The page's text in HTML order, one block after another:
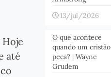
até
13/jul/2026
O que acontece
quando um cristão
peca? | Wayne
Grudem